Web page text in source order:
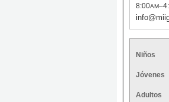
8:00AM
Niños
Jóvenes
Adultos